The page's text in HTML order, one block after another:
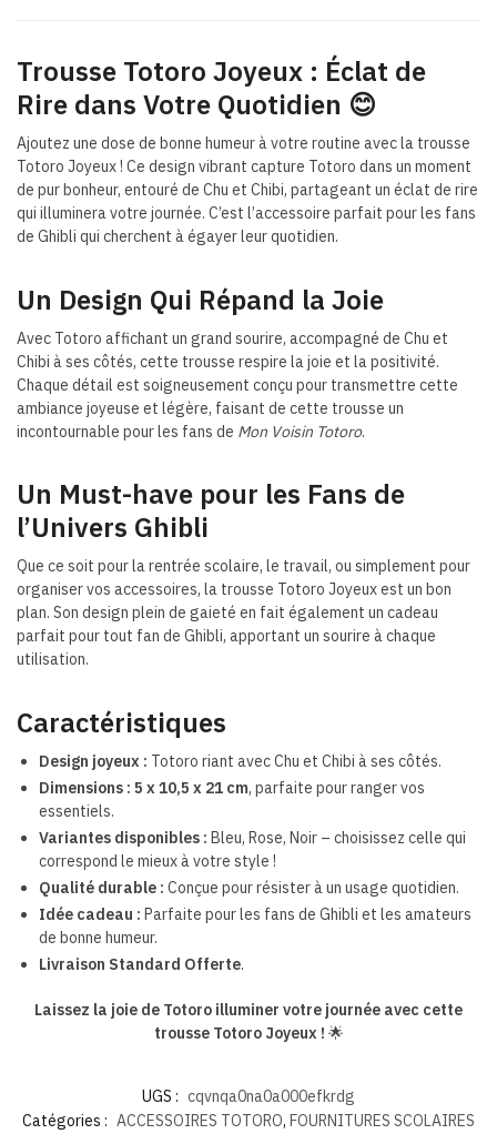
Trousse Totoro Joyeux : Éclat de
Rire dans Votre Quotidien 😊
Ajoutez une dose de bonne humeur à votre routine avec la trousse
Totoro Joyeux ! Ce design vibrant capture Totoro dans un moment
de pur bonheur, entouré de Chu et Chibi, partageant un éclat de rire
qui illuminera votre journée. C’est l’accessoire parfait pour les fans
de Ghibli qui cherchent à égayer leur quotidien.
Un Design Qui Répand la Joie
Avec Totoro affichant un grand sourire, accompagné de Chu et
Chibi à ses côtés, cette trousse respire la joie et la positivité.
Chaque détail est soigneusement conçu pour transmettre cette
ambiance joyeuse et légère, faisant de cette trousse un
incontournable pour les fans de Mon Voisin Totoro.
Un Must-have pour les Fans de
l’Univers Ghibli
Que ce soit pour la rentrée scolaire, le travail, ou simplement pour
organiser vos accessoires, la trousse Totoro Joyeux est un bon
plan. Son design plein de gaieté en fait également un cadeau
parfait pour tout fan de Ghibli, apportant un sourire à chaque
utilisation.
Caractéristiques
Design joyeux : Totoro riant avec Chu et Chibi à ses côtés.
Dimensions : 5 x 10,5 x 21 cm, parfaite pour ranger vos
essentiels.
Variantes disponibles : Bleu, Rose, Noir – choisissez celle qui
correspond le mieux à votre style !
Qualité durable : Conçue pour résister à un usage quotidien.
Idée cadeau : Parfaite pour les fans de Ghibli et les amateurs
de bonne humeur.
Livraison Standard Offerte.
Laissez la joie de Totoro illuminer votre journée avec cette
trousse Totoro Joyeux ! 🌟
UGS : cqvnqa0na0a000efkrdg
Catégories : ACCESSOIRES TOTORO, FOURNITURES SCOLAIRES